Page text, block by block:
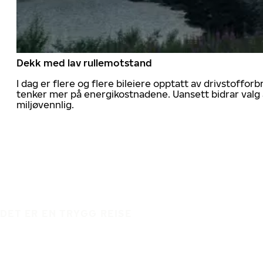
Dekk med lav rullemotstand
I dag er flere og flere bileiere opptatt av
tenker mer på energikostnadene. Uansett bidrar
miljøvennlig.